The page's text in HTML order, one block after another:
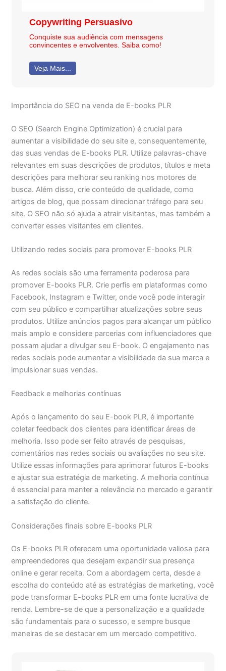
Copywriting Persuasivo
Conquiste sua audiência com mensagens
convincentes e envolventes. Saiba como!
Veja Mais...
Importância do SEO na venda de E-books PLR
O SEO (Search Engine Optimization) é crucial para
aumentar a visibilidade do seu site e, consequentemente,
das suas vendas de E-books PLR. Utilize palavras-chave
relevantes em suas descrições de produtos, títulos e meta
descrições para melhorar seu ranking nos motores de
busca. Além disso, crie conteúdo de qualidade, como
artigos de blog, que possam direcionar tráfego para seu
site. O SEO não só ajuda a atrair visitantes, mas também a
converter esses visitantes em clientes.
Utilizando redes sociais para promover E-books PLR
As redes sociais são uma ferramenta poderosa para
promover E-books PLR. Crie perfis em plataformas como
Facebook, Instagram e Twitter, onde você pode interagir
com seu público e compartilhar atualizações sobre seus
produtos. Utilize anúncios pagos para alcançar um público
mais amplo e considere parcerias com influenciadores que
possam ajudar a divulgar seu E-book. O engajamento nas
redes sociais pode aumentar a visibilidade da sua marca e
impulsionar suas vendas.
Feedback e melhorias contínuas
Após o lançamento do seu E-book PLR, é importante
coletar feedback dos clientes para identificar áreas de
melhoria. Isso pode ser feito através de pesquisas,
comentários nas redes sociais ou avaliações no seu site.
Utilize essas informações para aprimorar futuros E-books
e ajustar sua estratégia de marketing. A melhoria contínua
é essencial para manter a relevância no mercado e garantir
a satisfação do cliente.
Considerações finais sobre E-books PLR
Os E-books PLR oferecem uma oportunidade valiosa para
empreendedores que desejam expandir sua presença
online e gerar receita. Com a abordagem certa, desde a
escolha do conteúdo até as estratégias de marketing, você
pode transformar E-books PLR em uma fonte lucrativa de
renda. Lembre-se de que a personalização e a qualidade
são fundamentais para o sucesso, e sempre busque
maneiras de se destacar em um mercado competitivo.